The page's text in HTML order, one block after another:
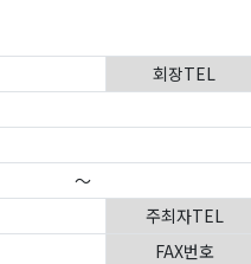
회장TEL
～
주최자TEL
FAX번호